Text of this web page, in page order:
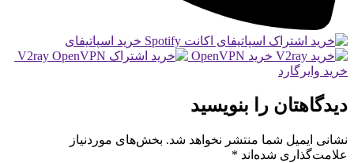
خرید اسپاتیفای
خرید V2ray OpenVPN
خرید وایرگارد
دیدگاهتان را بنویسید
نشانی ایمیل شما منتشر نخواهد شد. بخش‌های موردنیاز
علامت‌گذاری شده‌اند *